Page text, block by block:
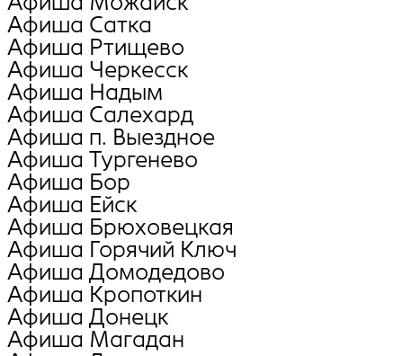
Афиша Сатка
Афиша Ртищево
Афиша Черкесск
Афиша Надым
Афиша Салехард
Афиша п. Выездное
Афиша Тургенево
Афиша Бор
Афиша Ейск
Афиша Брюховецкая
Афиша Горячий Ключ
Афиша Домодедово
Афиша Кропоткин
Афиша Донецк
Афиша Магадан